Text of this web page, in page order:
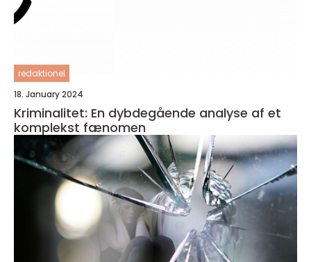
redaktionel
18. January 2024
Kriminalitet: En dybdegående analyse af et
komplekst fænomen